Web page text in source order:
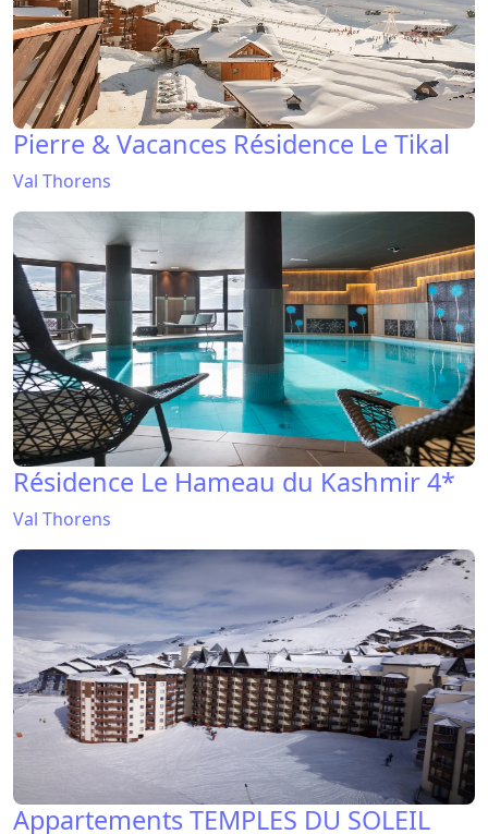
Pierre & Vacances Résidence Le Tikal
Val Thorens
Résidence Le Hameau du Kashmir 4*
Val Thorens
Appartements TEMPLES DU SOLEIL